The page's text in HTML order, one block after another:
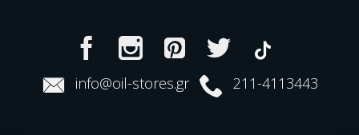
info@oil-stores.gr 211-4113443